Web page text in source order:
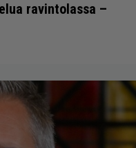
ravintolassa –